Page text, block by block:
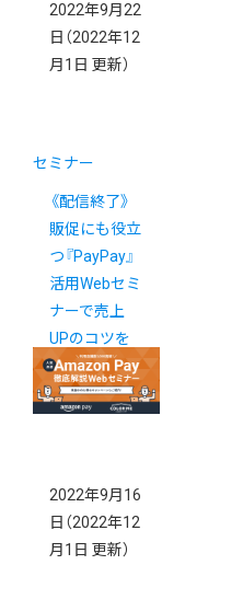
2022年9月22
日 （2022年12
月1日 更新）
セミナー
《配信終了》
販促にも役立
つ『PayPay』
活用Webセミ
ナーで売上
UPのコツを
徹底解説！
2022年9月16
日 （2022年12
月1日 更新）